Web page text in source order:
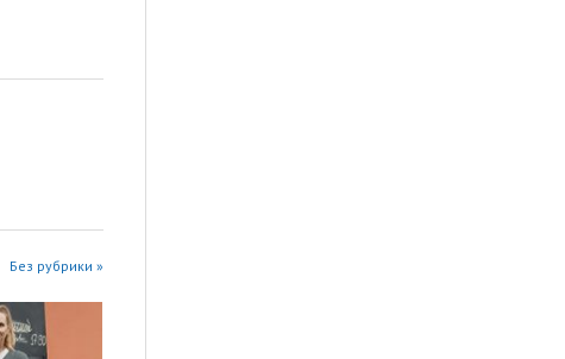
Без рубрики »